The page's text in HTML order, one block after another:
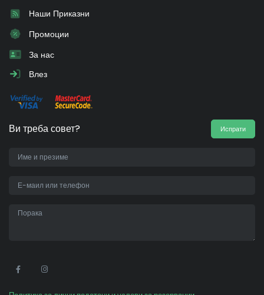
Наши Приказни
Промоции
За нас
Влез
Ви треба совет? Испрати